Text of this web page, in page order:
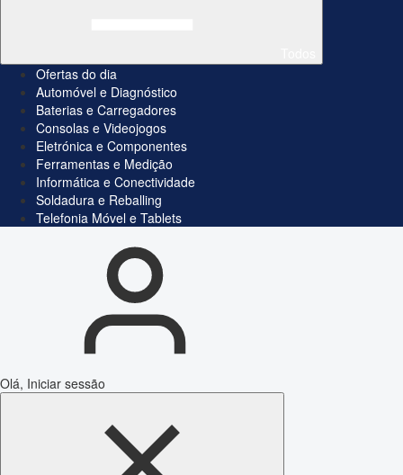
Ofertas do dia
Automóvel e Diagnóstico
Baterias e Carregadores
Consolas e Videojogos
Eletrónica e Componentes
Ferramentas e Medição
Informática e Conectividade
Soldadura e Reballing
Telefonia Móvel e Tablets
Olá, Iniciar sessão